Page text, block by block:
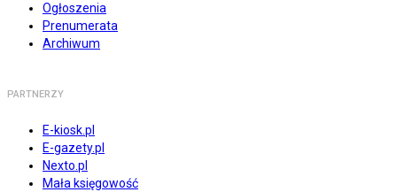
Ogłoszenia
Prenumerata
Archiwum
PARTNERZY
E-kiosk.pl
E-gazety.pl
Nexto.pl
Mała księgowość